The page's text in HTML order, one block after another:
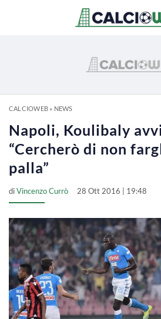
CALCIOWEB» NEWS
Napoli, Koulibaly
“Cercherò di non
palla”
diVincenzo Currò 28 Ott 2016 | 19:48